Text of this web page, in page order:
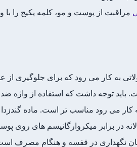
مراقبت از پوست و مو، کلمه پکیج را با واتسپ به شماره
به کار می رود که برای جلوگیری از
باید توجه داشت که استفاده از واژه
کار می رود مناسب تر است. ماده گندزدا
در برابر میکروارگانیسم های
در قفسه و هنگام مصرف است.